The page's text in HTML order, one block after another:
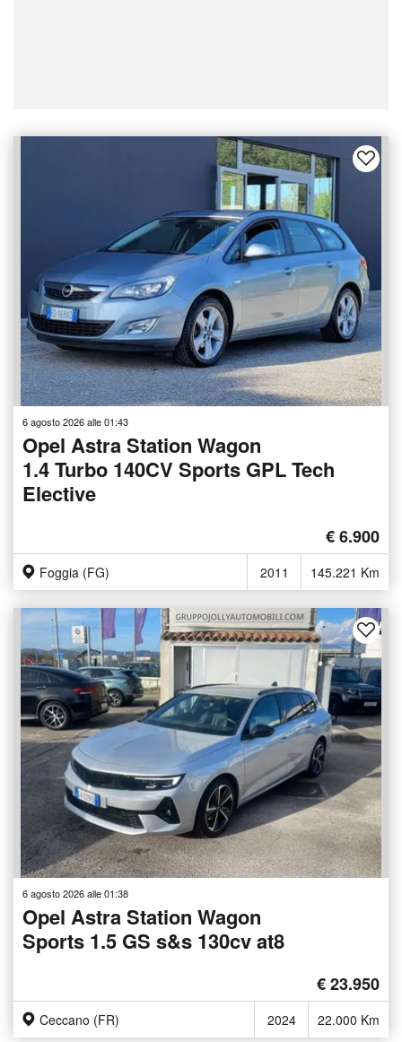
6 agosto 2026 alle 01:43
Opel Astra Station Wagon
1.4 Turbo 140CV Sports GPL Tech
Elective
€ 6.900
Foggia (FG) 2011 145.221 Km
6 agosto 2026 alle 01:38
Opel Astra Station Wagon
Sports 1.5 GS s&s 130cv at8
€ 23.950
Ceccano (FR) 2024 22.000 Km